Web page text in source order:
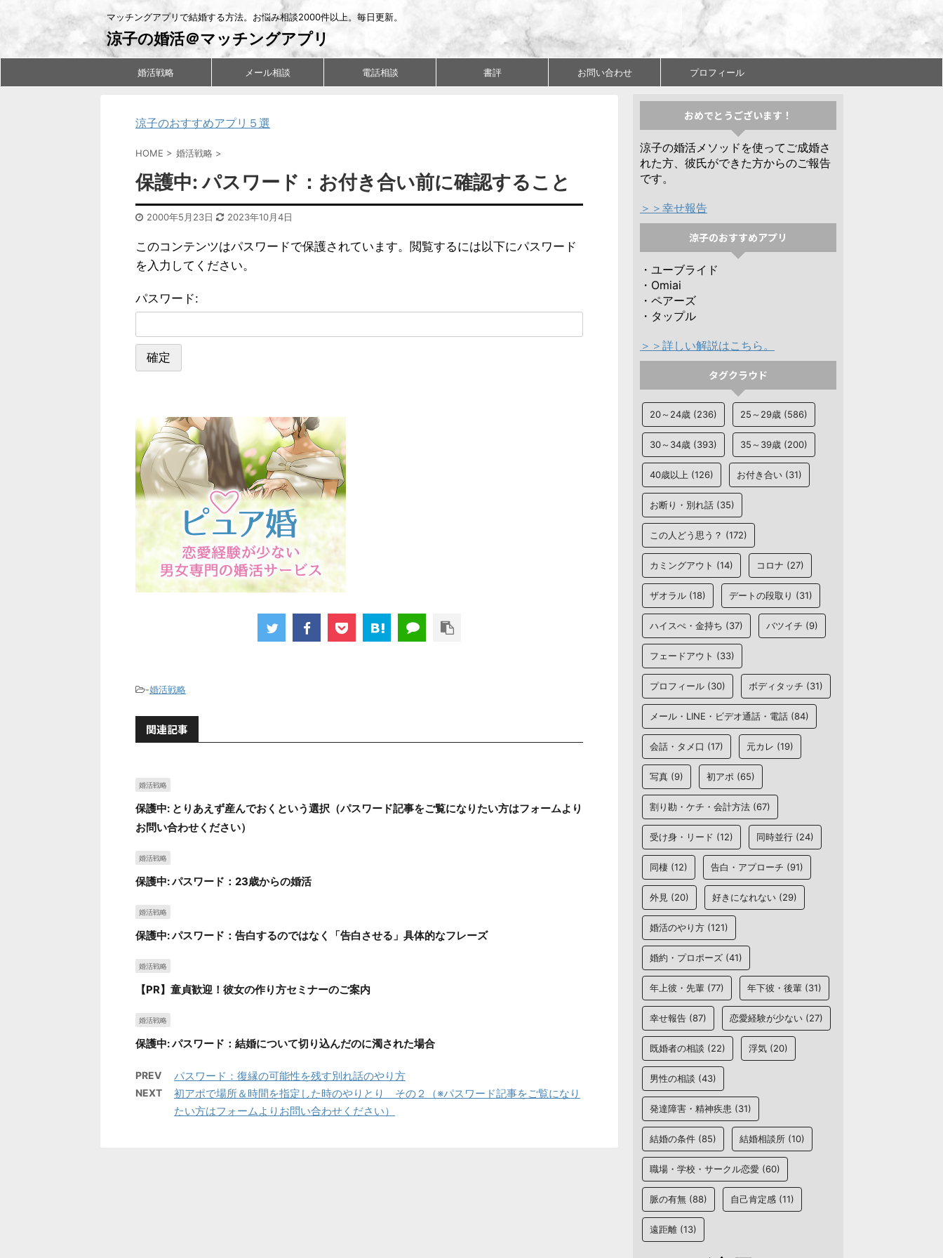
マッチングアプリで結婚する方法。お悩み相談2000件以上。毎日更新。
涼子の婚活＠マッチングアプリ
婚活戦略 メール相談 電話相談 書評 お問い合わせ プロフィール
涼子のおすすめアプリ５選
HOME > 婚活戦略 >
保護中: パスワード：お付き合い前に確認すること
2000年5月23日 2023年10月4日
このコンテンツはパスワードで保護されています。閲覧するには以下にパスワード
を入力してください。
パスワード:
-婚活戦略
関連記事
婚活戦略
保護中: とりあえず産んでおくという選択（パスワード記事をご覧になりたい方はフォームより
お問い合わせください）
婚活戦略
保護中: パスワード：23歳からの婚活
婚活戦略
保護中: パスワード：告白するのではなく「告白させる」具体的なフレーズ
婚活戦略
【PR】童貞歓迎！彼女の作り方セミナーのご案内
婚活戦略
保護中: パスワード：結婚について切り込んだのに濁された場合
PREV パスワード：復縁の可能性を残す別れ話のやり方
NEXT
初アポで場所＆時間を指定した時のやりとり その２（※パスワード記事をご覧になり
たい方はフォームよりお問い合わせください）
おめでとうございます！
涼子の婚活メソッドを使ってご成婚さ
れた方、彼氏ができた方からのご報告
です。
＞＞幸せ報告
涼子のおすすめアプリ
・ユーブライド
・Omiai
・ペアーズ
・タップル
＞＞詳しい解説はこちら。
タグクラウド
20～24歳 (236) 25～29歳 (586)
30～34歳 (393) 35～39歳 (200)
40歳以上 (126) お付き合い (31)
お断り・別れ話 (35)
この人どう思う？ (172)
カミングアウト (14) コロナ (27)
ザオラル (18) デートの段取り (31)
ハイスぺ・金持ち (37) バツイチ (9)
フェードアウト (33)
プロフィール (30) ボディタッチ (31)
メール・LINE・ビデオ通話・電話 (84)
会話・タメ口 (17) 元カレ (19)
写真 (9) 初アポ (65)
割り勘・ケチ・会計方法 (67)
受け身・リード (12) 同時並行 (24)
同棲 (12) 告白・アプローチ (91)
外見 (20) 好きになれない (29)
婚活のやり方 (121)
婚約・プロポーズ (41)
年上彼・先輩 (77) 年下彼・後輩 (31)
幸せ報告 (87) 恋愛経験が少ない (27)
既婚者の相談 (22) 浮気 (20)
男性の相談 (43)
発達障害・精神疾患 (31)
結婚の条件 (85) 結婚相談所 (10)
職場・学校・サークル恋愛 (60)
脈の有無 (88) 自己肯定感 (11)
遠距離 (13)